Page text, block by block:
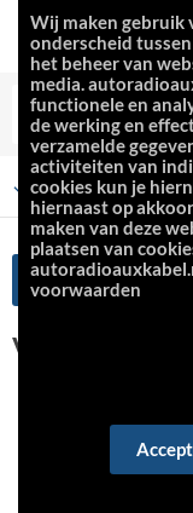
Veilig betalen en
Groot assortiment,
Scherpe prijzen
Bluetooth
Volvo
Wij maken gebruik
onderscheid
het beheer van
media.
functionele en
de werking en
verzamelde
activiteiten van
cookies kun je
hiernaast op
maken van deze
plaatsen van
voorwaarden